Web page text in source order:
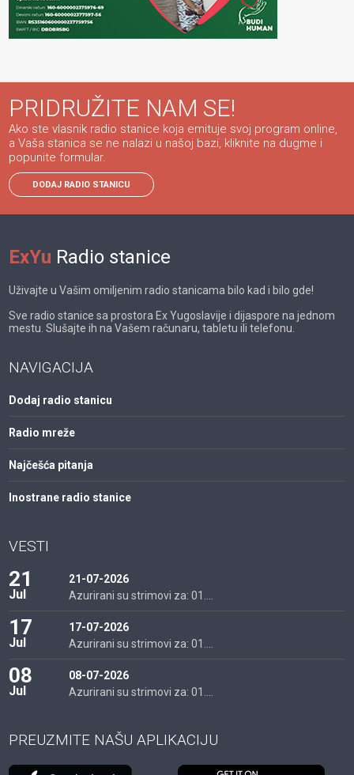
PRIDRUŽITE NAM SE!
Ako ste vlasnik radio stanice koja emituje svoj program online,
a Vaša stanica se ne nalazi u našoj bazi, kliknite na dugme i
popunite formular.
DODAJ RADIO STANICU
ExYu Radio stanice
Uživajte u Vašim omiljenim radio stanicama bilo kad i bilo gde!
Sve radio stanice sa prostora Ex Yugoslavije i dijaspore na jednom
mestu. Slušajte ih na Vašem računaru, tabletu ili telefonu.
NAVIGACIJA
Dodaj radio stanicu
Radio mreže
Najčešća pitanja
Inostrane radio stanice
VESTI
21
Jul
21-07-2026
Azurirani su strimovi za: 01....
17
Jul
17-07-2026
Azurirani su strimovi za: 01....
08
Jul
08-07-2026
Azurirani su strimovi za: 01....
PREUZMITE NAŠU APLIKACIJU